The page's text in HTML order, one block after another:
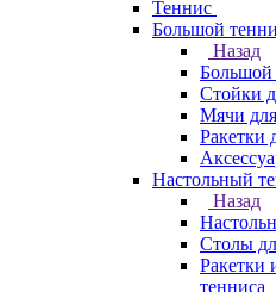
Теннис
Большой
Назад
Большой
Стойки
Мячи
Ракетки
Настольный
Назад
Столы
Ракетки
тенниса